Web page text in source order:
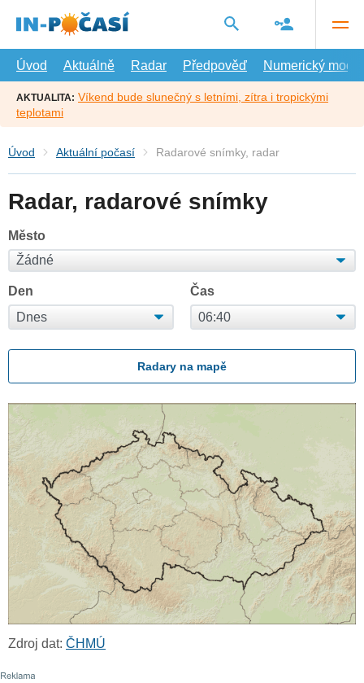
hlavní
Úvod
Aktuálně Radar Předpověď Numerický model
AKTUALITA: Víkend bude slunečný s letními, zítra i tropickými
teplotami
Úvod Aktuální počasí Radarové snímky, radar
Radar, radarové snímky
Město
Den Čas
Radary na mapě
Zdroj dat: ČHMÚ